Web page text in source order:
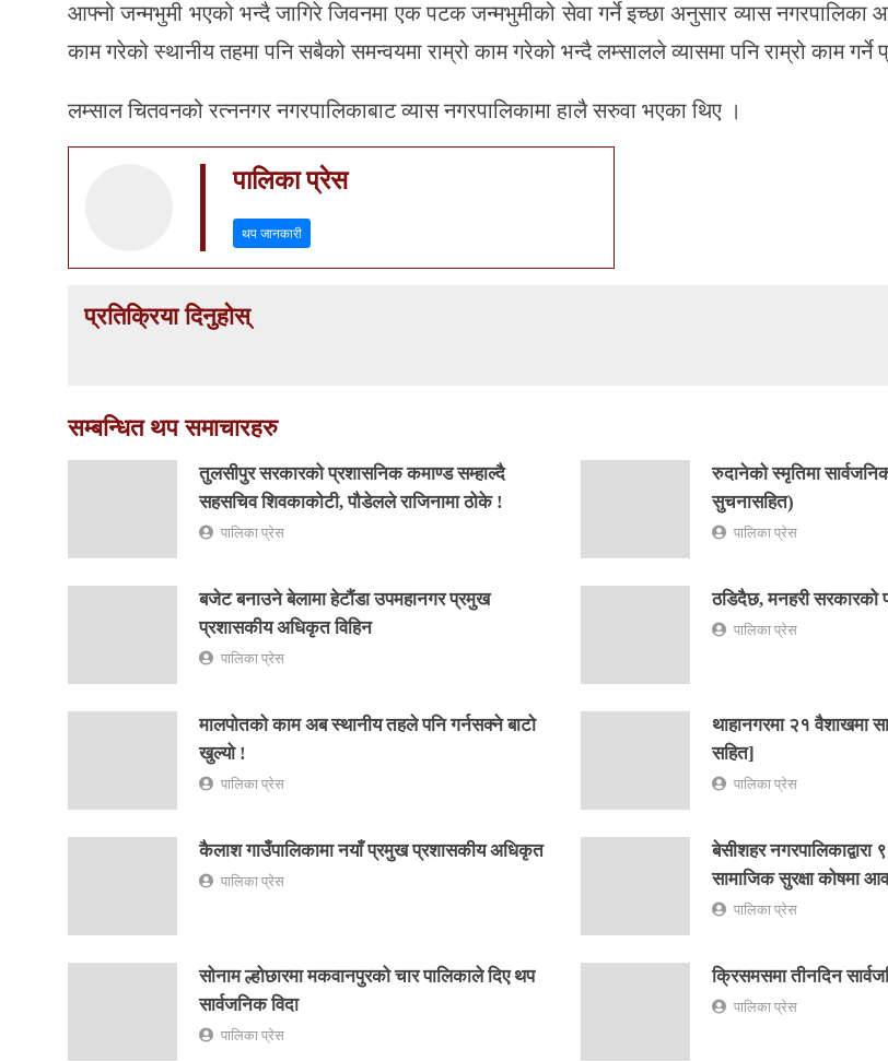
आफ्नो जन्मभुमी भएको भन्दै जागिरे जिवनमा एक पटक जन्मभुमीको सेवा गर्ने इच्छा अनुसार व्यास
काम गरेको स्थानीय तहमा पनि सबैको समन्वयमा राम्रो काम गरेको भन्दै लम्सालले व्यासमा पनि राम्रो काम गर्ने
लम्साल चितवनको रत्ननगर नगरपालिकाबाट व्यास नगरपालिकामा हालै सरुवा भएका थिए ।
पालिका प्रेस
थप जानकारी
प्रतिक्रिया दिनुहोस्
सम्बन्धित थप समाचारहरु
तुलसीपुर सरकारको प्रशासनिक कमाण्ड सम्हाल्दै
सहसचिव शिवकाकोटी, पौडेलले राजिनामा ठोके !
पालिका प्रेस
रुदानेको स्मृतिमा
सुचनासहित)
पालिका प्रेस
बजेट बनाउने बेलामा हेटौंडा उपमहानगर प्रमुख
प्रशासकीय अधिकृत विहिन
पालिका प्रेस
ठडिदैछ, मनहरी सरकारको
पालिका प्रेस
मालपोतको काम अब स्थानीय तहले पनि गर्नसक्ने बाटो
खुल्यो !
पालिका प्रेस
थाहानगरमा २१ वैशाखमा
सहित]
पालिका प्रेस
कैलाश गाउँपालिकामा नयाँ प्रमुख प्रशासकीय अधिकृत
पालिका प्रेस
बेसीशहर नगरपालिकाद्वारा
सामाजिक सुरक्षा कोषमा
पालिका प्रेस
सोनाम ल्होछारमा मकवानपुरको चार पालिकाले दिए थप
सार्वजनिक विदा
पालिका प्रेस
क्रिसमसमा तीनदिन
पालिका प्रेस